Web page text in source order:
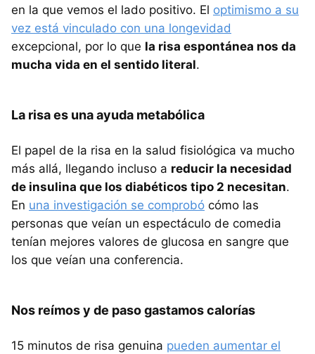
en la que vemos el lado positivo. El optimismo a su
vez está vinculado con una longevidad
excepcional, por lo que la risa espontánea nos da
mucha vida en el sentido literal.
La risa es una ayuda metabólica
El papel de la risa en la salud fisiológica va mucho
más allá, llegando incluso a reducir la necesidad
de insulina que los diabéticos tipo 2 necesitan.
En una investigación se comprobó cómo las
personas que veían un espectáculo de comedia
tenían mejores valores de glucosa en sangre que
los que veían una conferencia.
Nos reímos y de paso gastamos calorías
15 minutos de risa genuina pueden aumentar el